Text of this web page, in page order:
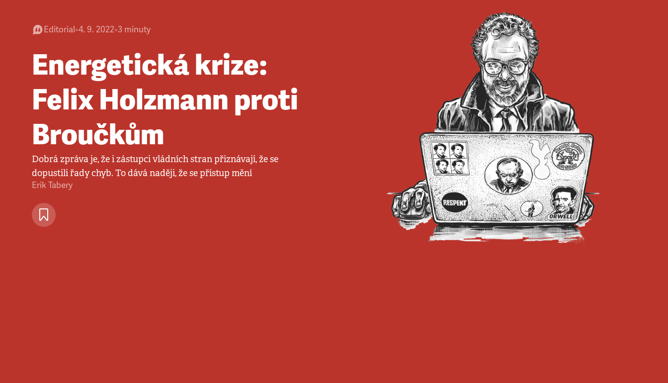
Editorial •4. 9. 2022•3 minuty
Energetická krize:
Felix Holzmann proti
Broučkům
Dobrá zpráva je, že i zástupci vládních stran přiznávají, že se
dopustili řady chyb. To dává naději, že se přístup mění
Erik Tabery